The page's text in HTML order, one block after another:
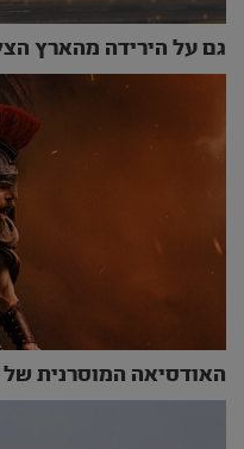
גם על הירידה מהארץ
האודסיאה המוסרנית של